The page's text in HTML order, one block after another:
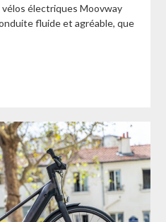
vélos électriques Moovway
fluide et agréable, que